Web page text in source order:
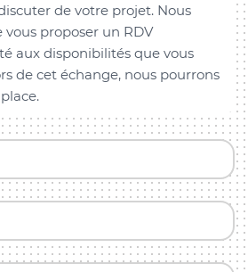
de votre projet. Nous
vous proposer un RDV
aux disponibilités que vous
de cet échange, nous pourrons